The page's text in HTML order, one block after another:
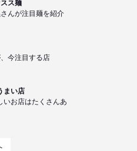
ス麺
んが注目麺を紹介
今注目する店
まい店
いお店はたくさんあ